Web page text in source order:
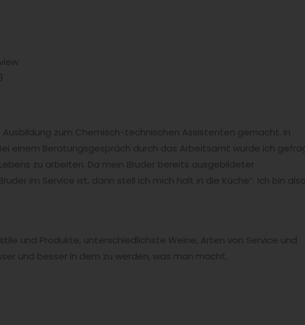
zum Chemisch-technischen Assistenten gemacht. In
einem Beratungsgespräch durch das Arbeitsamt wurde ich
zu arbeiten. Da mein Bruder bereits ausgebildeter
im Service ist, dann stell ich mich halt in die Küche“. Ich bin also
und Produkte, unterschiedlichste Weine, Arten von Service und
und besser in dem zu werden, was man macht.